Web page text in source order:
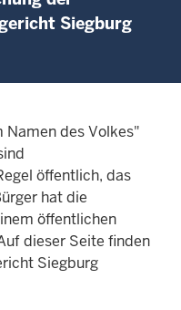
Siegburg
des Volkes"
öffentlich, das
hat die
öffentlichen
dieser Seite finden
Siegburg